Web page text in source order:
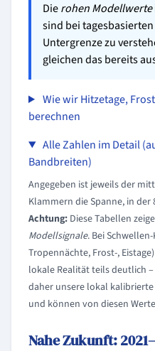
Dierohen Modellwerte
sind bei
Untergrenze zu
gleichen das bereits
Wie wir Hitzetage,
berechnen
Alle Zahlen im Detail
Bandbreiten)
Angegeben ist jeweils der
Klammern die Spanne, in
Achtung: Diese Tabellen
Modellsignale. Bei
Tropennächte, Frost-,
lokale Realität teils deutlich
daher unsere lokal
und können von diesen
Nahe Zukunft: